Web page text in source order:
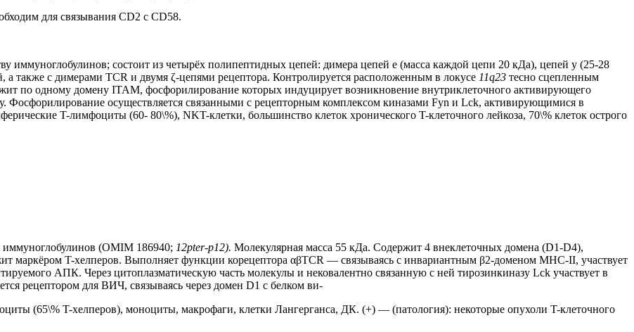
для связывания CD2 с CD58.
иммуноглобулинов; состоит из четырёх полипептидных цепей: димера цепей e (масса каждой цепи 20 кДа), цепей у (25-28
также с димерами TCR и двумя ζ-цепями рецептора. Контролируется расположенным в локусе 11q23 тесно сцепленным
по одному домену ITAM, фосфорилирование которых индуцирует возникновение внутриклеточного активирующего
Фосфорилирование осуществляется связанными с рецепторным комплексом киназами Fyn и Lck, активирующимися в
T-лимфоциты (60- 80\%), NKT-клетки, большинство клеток хронического T-клеточного лейкоза, 70\% клеток острого
(OMIM 186940; 12pter-p12). Молекулярная масса 55 кДа. Содержит 4 внеклеточных домена (D1-D4),
маркёром T-хелперов. Выполняет функции корецептора αβTCR — связываясь с инвариантным β2-доменом MHC-II, участвует
АПК. Через цитоплазматическую часть молекулы и нековалентно связанную с ней тирозинкиназу Lck участвует в
рецептором для ВИЧ, связываясь через домен D1 с белком ви-
(65\% T-хелперов), моноциты, макрофаги, клетки Лангерганса, ДК. (+) — (патология): некоторые опухоли T-клеточного